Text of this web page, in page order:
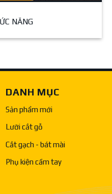
NĂNG
DANH MỤC
Sản phẩm mới
Lưỡi cắt gỗ
Cắt gạch - bát mài
Phụ kiện cầm tay